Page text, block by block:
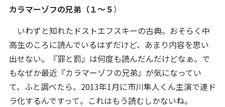
カラマーゾフの兄弟（１～５）
いわずと知れたドストエフスキーの古典。おそらく中
高生のころに読んでいるはずだけど、あまり内容を思い
出せない。『罪と罰』は何度も読んだんだけどなぁ。で
もなぜか最近『カラマーゾフの兄弟』が気になってい
て、ふと調べたら、2013年1月に市川隼人くん主演で連ド
ラ化するんですって。これはもう読むしかないね。